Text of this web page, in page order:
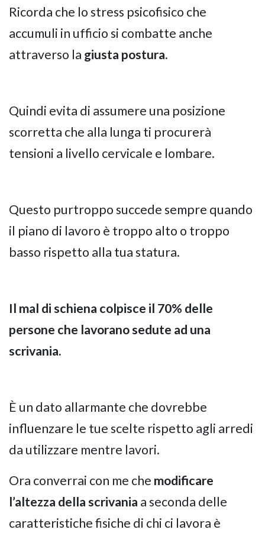
Ricorda che lo stress psicofisico che
accumuli in ufficio si combatte anche
attraverso la giusta postura.
Quindi evita di assumere una posizione
scorretta che alla lunga ti procurerà
tensioni a livello cervicale e lombare.
Questo purtroppo succede sempre quando
il piano di lavoro è troppo alto o troppo
basso rispetto alla tua statura.
Il mal di schiena colpisce il 70% delle
persone che lavorano sedute ad una
scrivania.
È un dato allarmante che dovrebbe
influenzare le tue scelte rispetto agli arredi
da utilizzare mentre lavori.
Ora converrai con me che modificare
l’altezza della scrivania a seconda delle
caratteristiche fisiche di chi ci lavora è